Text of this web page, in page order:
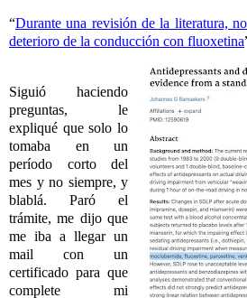
“Durante una revisión de la literatura,
deterioro de la conducción con fluoxetina
Siguió haciendo
preguntas, le
expliqué que solo lo
tomaba en un
período corto del
mes y no siempre, y
blablá. Paró el
trámite, me dijo que
me iba a llegar un
mail con un
certificado para que
complete mi